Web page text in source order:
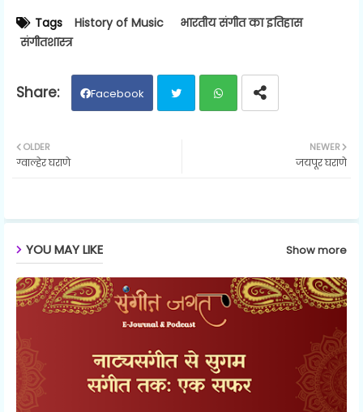
Tags History of Music
भारतीय संगीत का इतिहास
संगीतशास्त्र
Facebook
NEWER
जयपूर घराणे
OLDER
ग्वाल्हेर घराणे
YOU MAY LIKE Show more